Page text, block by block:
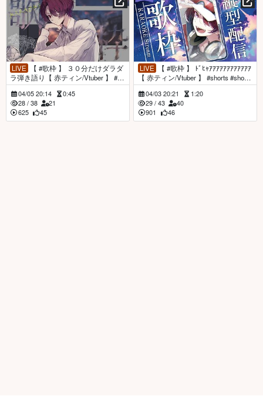
LIVE
ラ弾き語り【 赤ティン/Vtuber 】 #sh
orts #short #vtuber
04/05 20:14
0:45
28/ 38
21
625
45
LIVE
【 赤ティン/Vtuber 】 #shorts #short
#vtuber
04/03 20:21
1:20
29 /43
40
901
46